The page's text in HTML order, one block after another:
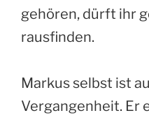
gehören, dürft ihr
rausfinden.
Markus selbst ist
Vergangenheit. Er